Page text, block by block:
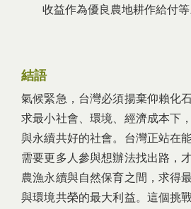
收益作為優良農地耕作給付等
結語
氣候緊急，台灣必須揚棄仰賴化
求最小社會、環境、經濟成本下
與永續共好的社會。台灣正站在
需要更多人參與想辦法找出路，
農漁永續與自然保育之間，求得
與環境共榮的最大利益。這個挑